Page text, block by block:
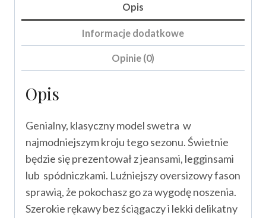
Opis
Informacje dodatkowe
Opinie (0)
Opis
Genialny, klasyczny model swetra w
najmodniejszym kroju tego sezonu. Świetnie
będzie się prezentował z jeansami, legginsami
lub spódniczkami. Luźniejszy oversizowy fason
sprawią, że pokochasz go za wygodę noszenia.
Szerokie rękawy bez ściągaczy i lekki delikatny